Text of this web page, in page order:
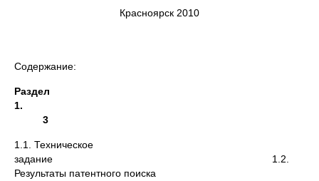
Красноярск 2010
Содержание:
Раздел
1.
3
1.1. Техническое
задание 1.2.
Результаты патентного поиска